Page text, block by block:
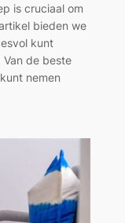
is cruciaal om
bieden we
kunt
Van de beste
nemen